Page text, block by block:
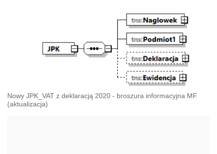
Nowy JPK_VAT z deklaracją 2020 - broszura informacyjna MF
(aktualizacja)